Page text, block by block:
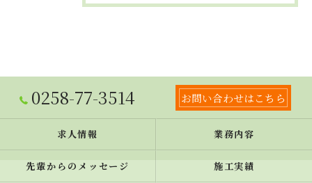
0258-77-3514 お問い合わせはこちら
求人情報 業務内容
先輩からのメッセージ 施工実績